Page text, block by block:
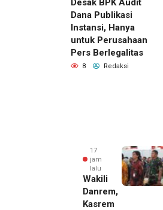
Desak BPK Audit
Dana Publikasi
Instansi, Hanya
untuk Perusahaan
Pers Berlegalitas
8 Redaksi
17
jam
lalu
Wakili
Danrem,
Kasrem